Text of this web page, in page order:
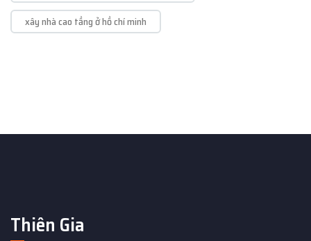
xây nhà cao tầng ở hồ chí minh
Thiên Gia